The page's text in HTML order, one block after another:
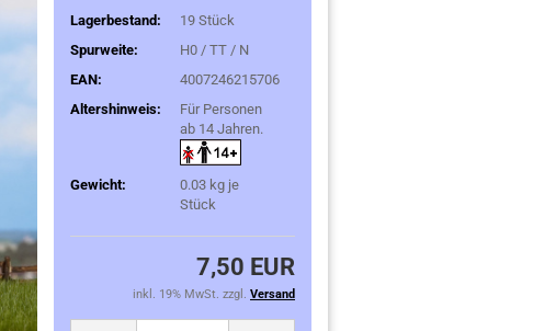
Lagerbestand: 19Stück
Spurweite:
H0 / TT / N
EAN:
4007246215706
Altershinweis:
Für Personen
ab 14 Jahren.
Gewicht: 0.03 kg je
Stück
7,50 EUR
inkl. 19% MwSt. zzgl. Versand